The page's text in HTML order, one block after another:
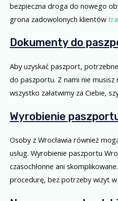
bezpieczna droga do nowego
grona zadowolonych klientów
Dokumenty do
Aby uzyskać paszport,
do paszportu. Z nami nie musisz
wszystko załatwimy za Ciebie,
Wyrobienie
Osoby z Wrocławia również
usług. Wyrobienie paszportu
czasochłonne ani
procedurę, bez potrzeby wizyt w